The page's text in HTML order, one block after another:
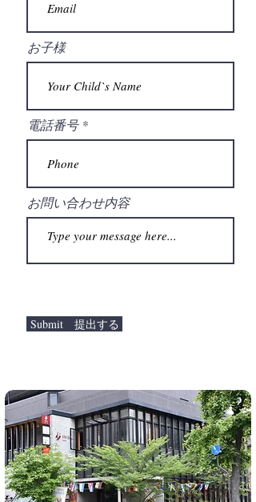
お子様
電話番号 *
お問い合わせ内容
Submit 提出する